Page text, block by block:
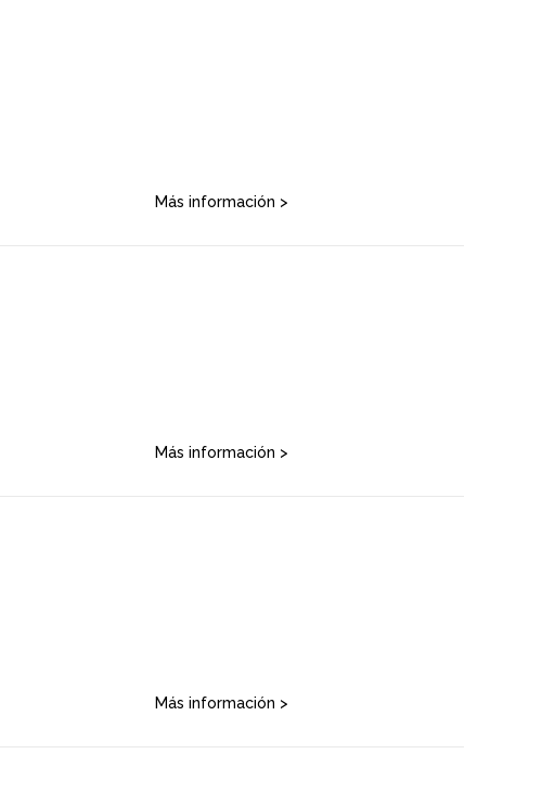
Más información >
Más información >
Más información >